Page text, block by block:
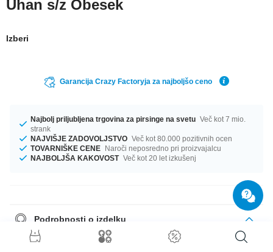
Uhan s/z Obesek
Izberi
Garancija Crazy Factoryja za najboljšo ceno
Najbolj priljubljena trgovina za pirsinge na svetu Več kot 7 mio.
strank
NAJVIŠJE ZADOVOLJSTVO Več kot 80.000 pozitivnih ocen
TOVARNIŠKE CENE Naroči neposredno pri proizvajalcu
NAJBOLJŠA KAKOVOST Več kot 20 let izkušenj
Podrobnosti o izdelku
This item is waiting for you in a 1.2 mm gauge. The perfect companion for
every occasion... available in a diameter of 8 mm. The stone in this item